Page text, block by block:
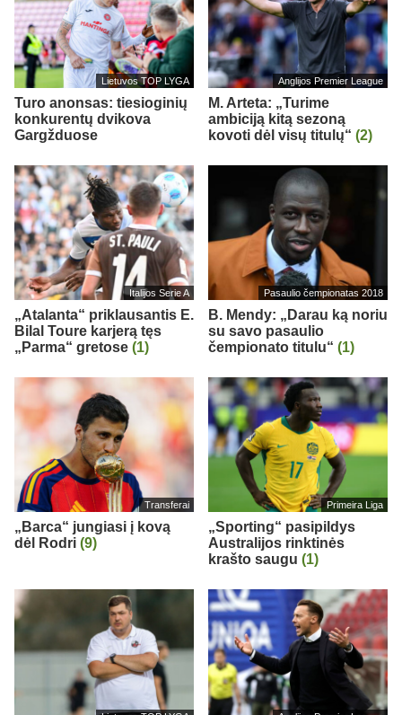
Lietuvos TOP LYGA
Turo anonsas: tiesioginių
konkurentų dvikova
Gargžduose
Anglijos Premier League
M. Arteta: „Turime
ambiciją kitą sezoną
kovoti dėl visų titulų“ (2)
Italijos Serie A
„Atalanta“ priklausantis E.
Bilal Toure karjerą tęs
„Parma“ gretose (1)
Pasaulio čempionatas 2018
B. Mendy: „Darau ką noriu
su savo pasaulio
čempionato titulu“ (1)
Transferai
„Barca“ jungiasi į kovą
dėl Rodri (9)
Primeira Liga
„Sporting“ pasipildys
Australijos rinktinės
krašto saugu (1)